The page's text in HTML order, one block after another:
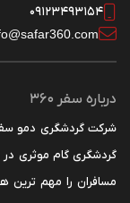
09123493154
درباره سفر 360
گردشگری گام موثری